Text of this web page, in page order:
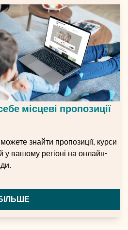
місцеві пропозиції
знайти пропозиції, курси
у вашому регіоні на онлайн-